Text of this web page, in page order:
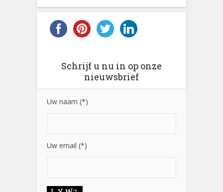
Schrijf u nu in op onze
nieuwsbrief
Uw naam (*)
Uw email (*)